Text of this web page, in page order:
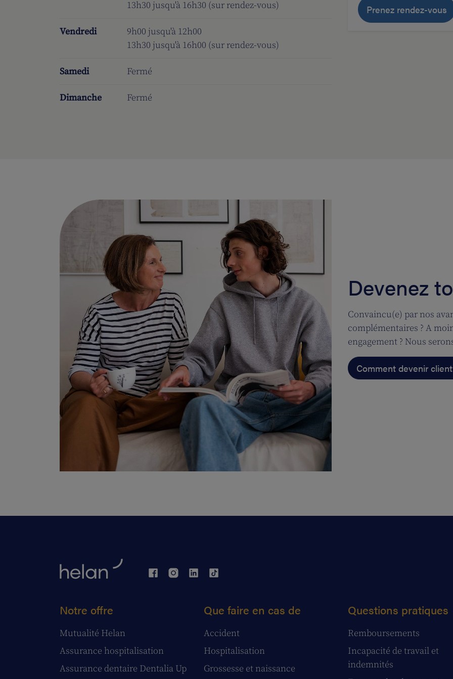
13h30 jusqu'à 16h30 (sur rendez-vous)
Vendredi
9h00 jusqu'à 12h00
13h30 jusqu'à 16h00 (sur rendez-vous)
Samedi Fermé
Dimanche Fermé
Prenez rendez-vous
Devenez
Convaincu(e) par nos
complémentaires ? A
engagement ? Nous
Comment devenir
Notre offre
Mutualité Helan
Assurance hospitalisation
Assurance dentaire Dentalia Up
Que faire en cas de
Accident
Hospitalisation
Grossesse et naissance
Questions pratiques
Remboursements
Incapacité de travail et
indemnités